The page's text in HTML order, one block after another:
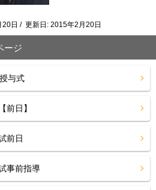
日 / 更新日: 2015年2月20日
ージ
与式
日】
前日
事前指導